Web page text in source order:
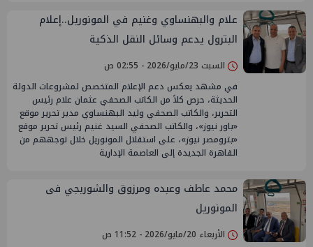
علام والبهنساوي وغنيم في المونوريل..إعلام
البترول يدعم وسائل النقل الذكية
السبت 23/مايو/2026 - 02:55 ص
في مشهد يعكس دعم الإعلام المتخصص لمشروعات الدولة
الحديثة، حرص كلاً من الكاتب الصحفي عثمان علام رئيس
التحرير، والكاتب الصحفي وليد البهنساوي مدير تحرير موقع
«باور نيوز»، والكاتب الصحفي السيد غنيم رئيس تحرير موقع
«بترومصر نيوز»، على استقلال المونوريل خلال توجههم من
القاهرة الجديدة إلى العاصمة الإدارية
محمد عاطف وعبده ومرزوق والشوربجي فى
المونوريل
الأربعاء 20/مايو/2026 - 11:52 ص